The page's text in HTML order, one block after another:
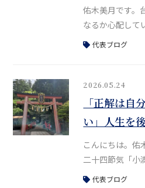
ていました。当
佑木美月です。
なるか心配して
地域はそこまで
た。対面鑑定は
ラインのみで
大阪での対面鑑
今日は改めて、
われた、あるい
代表ブログ
2026.05.24
「正解は自
い」人生を
私が大切に
こんにちは。佑
二十四節気「小
あたる「蚕起食
代表ブログ